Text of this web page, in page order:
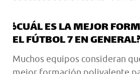
¿CUÁL ES LA MEJOR
EL FÚTBOL 7 EN GENERAL?
Muchos equipos consideran